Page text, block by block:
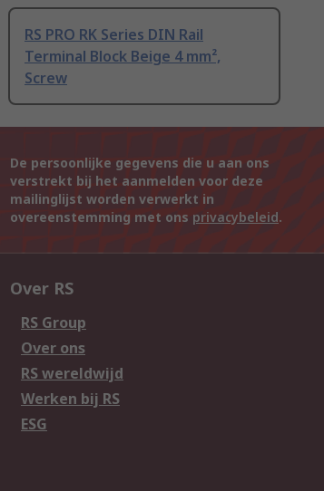
RS PRO RK Series DIN Rail
Terminal Block Beige 4 mm²,
Screw
De persoonlijke gegevens die u aan ons
verstrekt bij het aanmelden voor deze
mailinglijst worden verwerkt in
overeenstemming met ons privacybeleid.
Over RS
RS Group
Over ons
RS wereldwijd
Werken bij RS
ESG